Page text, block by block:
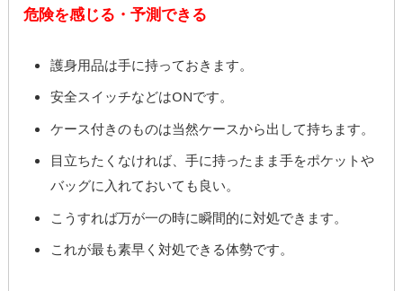
危険を感じる・予測できる
護身用品は手に持っておきます。
安全スイッチなどはONです。
ケース付きのものは当然ケースから出して持ちます。
目立ちたくなければ、手に持ったまま手をポケットや
バッグに入れておいても良い。
こうすれば万が一の時に瞬間的に対処できます。
これが最も素早く対処できる体勢です。